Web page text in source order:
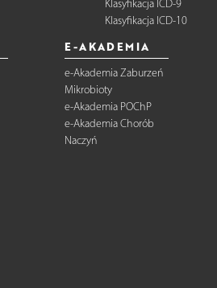
Klasyfikacja ICD-9
Klasyfikacja ICD-10
E-AKADEMIA
e-Akademia Zaburzeń
Mikrobioty
e-Akademia POChP
e-Akademia Chorób
Naczyń